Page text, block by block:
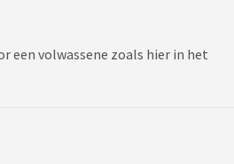
een volwassene zoals hier in het